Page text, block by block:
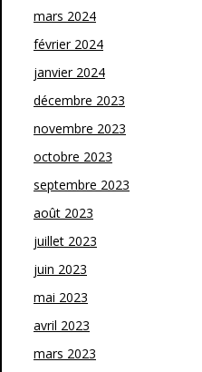
mars 2024
février 2024
janvier 2024
décembre 2023
novembre 2023
octobre 2023
septembre 2023
août 2023
juillet 2023
juin 2023
mai 2023
avril 2023
mars 2023